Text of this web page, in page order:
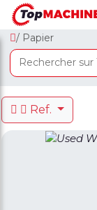
/ Papier
Ref.